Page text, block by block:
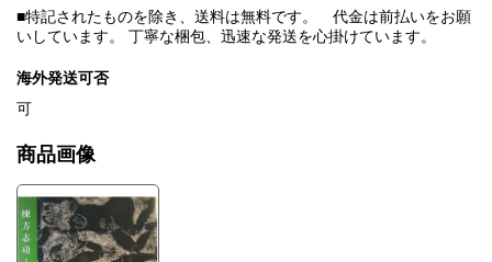
■特記されたものを除き、送料は無料です。 代金は前払いをお願
いしています。 丁寧な梱包、迅速な発送を心掛けています。
海外発送可否
可
商品画像